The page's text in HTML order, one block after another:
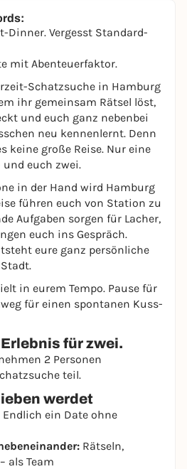
Dinner. Vergesst Standard-
mit Abenteuerfaktor.
Schatzsuche in Hamburg
ihr gemeinsam Rätsel löst,
und euch ganz nebenbei
neu kennenlernt. Denn
keine große Reise. Nur eine
euch zwei.
in der Hand wird Hamburg
führen euch von Station zu
Aufgaben sorgen für Lacher,
euch ins Gespräch.
eure ganz persönliche
in eurem Tempo. Pause für
für einen spontanen Kuss-
für zwei.
2 Personen
teil.
werdet
Endlich ein Date ohne
Rätseln,
als Team